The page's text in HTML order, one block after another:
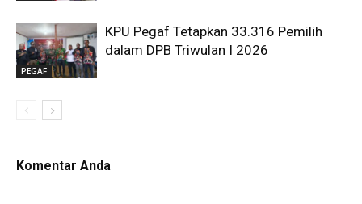
PEGAF
KPU Pegaf Tetapkan 33.316 Pemilih
dalam DPB Triwulan I 2026
Komentar Anda